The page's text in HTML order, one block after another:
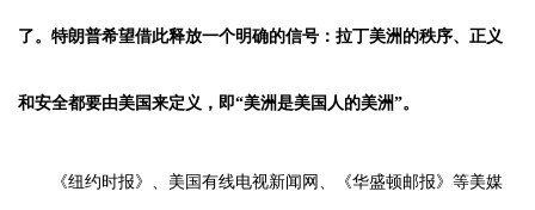
了。特朗普希望借此释放一个明确的信号：拉丁美洲的秩序、正义
和安全都要由美国来定义，即“美洲是美国人的美洲”。
《纽约时报》、美国有线电视新闻网、《华盛顿邮报》等美媒